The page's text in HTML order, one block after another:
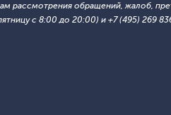
обращений, жалоб,
с 8:00 до 20:00) и +7 (495) 269